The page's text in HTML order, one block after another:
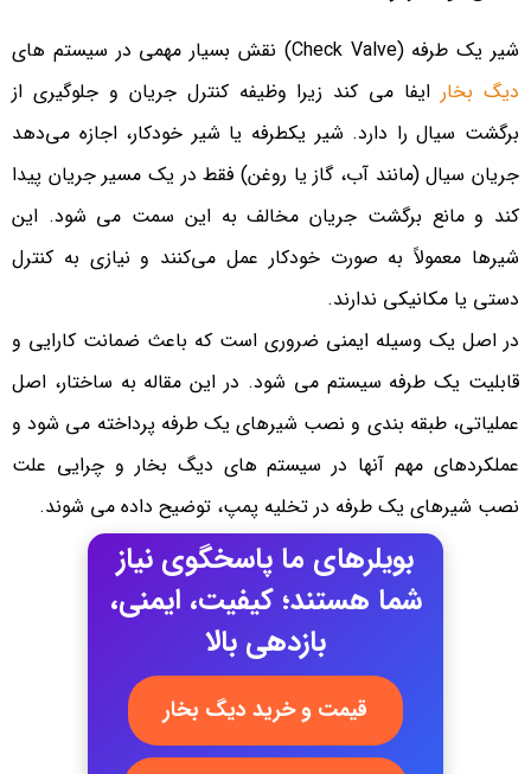
شیر یک طرفه (Check Valve) نقش بسیار مهمی در سیستم های
دیگ بخارایفا می کند زیرا وظیفه کنترل جریان و جلوگیری از
برگشت سیال را دارد. شیر یکطرفه یا شیر خودکار، اجازه می‌دهد
جریان سیال (مانند آب، گاز یا روغن) فقط در یک مسیر جریان پیدا
کند و مانع برگشت جریان مخالف به این سمت می شود. این
شیرها معمولاً به صورت خودکار عمل می‌کنند و نیازی به کنترل
دستی یا مکانیکی ندارند.
در اصل یک وسیله ایمنی ضروری است که باعث ضمانت کارایی و
قابلیت یک طرفه سیستم می شود. در این مقاله به ساختار، اصل
عملیاتی، طبقه بندی و نصب شیرهای یک طرفه پرداخته می شود و
عملکردهای مهم آنها در سیستم های دیگ بخار و چرایی علت
نصب شیرهای یک طرفه در تخلیه پمپ، توضیح داده می شوند.
بویلرهای ما پاسخگوی نیاز
شما هستند؛ کیفیت، ایمنی،
بازدهی بالا
قیمت و خرید دیگ بخار